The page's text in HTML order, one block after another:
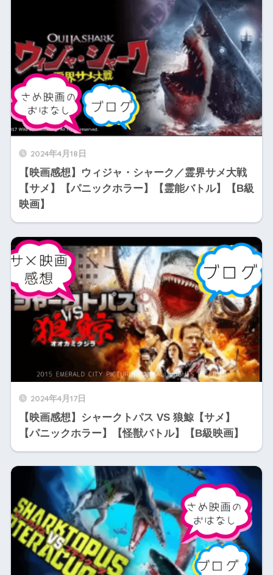
2024年4月18日
【映画感想】ウィジャ・シャーク／霊界サメ大戦
【サメ】【パニックホラー】【霊能バトル】【B級
映画】
2024年4月17日
【映画感想】シャークトパス VS 狼鯨【サメ】
【パニックホラー】【怪獣バトル】【B級映画】